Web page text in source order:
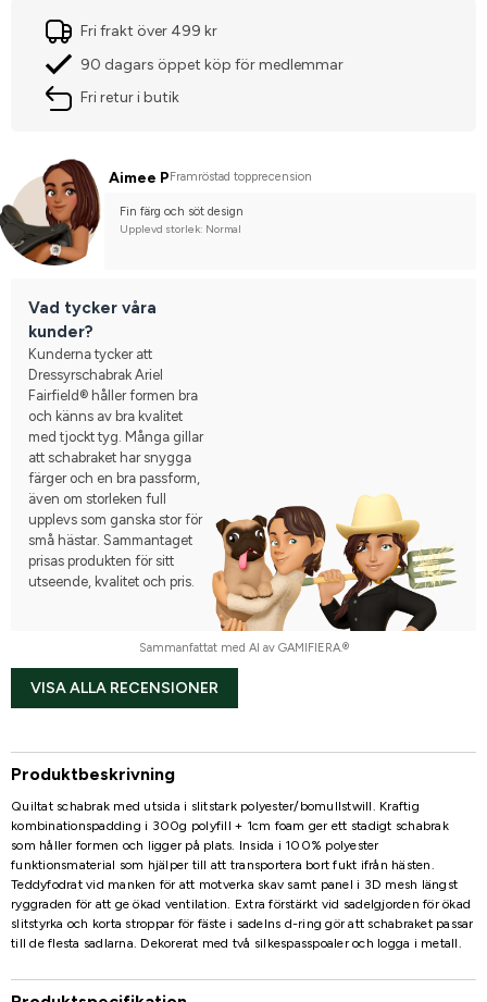
Fri frakt över 499 kr
90 dagars öppet köp för medlemmar
Fri retur i butik
Aimee P Framröstad topprecension
Fin färg och söt design
Upplevd storlek: Normal
Vad tycker våra
kunder?
Kunderna tycker att
Dressyrschabrak Ariel
Fairfield® håller formen bra
och känns av bra kvalitet
med tjockt tyg. Många gillar
att schabraket har snygga
färger och en bra passform,
även om storleken full
upplevs som ganska stor för
små hästar. Sammantaget
prisas produkten för sitt
utseende, kvalitet och pris.
Sammanfattat med AI av GAMIFIERA.®
VISA ALLA RECENSIONER
Produktbeskrivning
Quiltat schabrak med utsida i slitstark polyester/bomullstwill. Kraftig
kombinationspadding i 300g polyfill + 1cm foam ger ett stadigt schabrak
som håller formen och ligger på plats. Insida i 100% polyester
funktionsmaterial som hjälper till att transportera bort fukt ifrån hästen.
Teddyfodrat vid manken för att motverka skav samt panel i 3D mesh längst
ryggraden för att ge ökad ventilation. Extra förstärkt vid sadelgjorden för ökad
slitstyrka och korta stroppar för fäste i sadelns d-ring gör att schabraket passar
till de flesta sadlarna. Dekorerat med två silkespasspoaler och logga i metall.